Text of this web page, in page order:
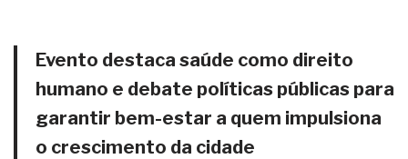
Evento destaca saúde como direito
humano e debate políticas públicas para
garantir bem-estar a quem impulsiona
o crescimento da cidade